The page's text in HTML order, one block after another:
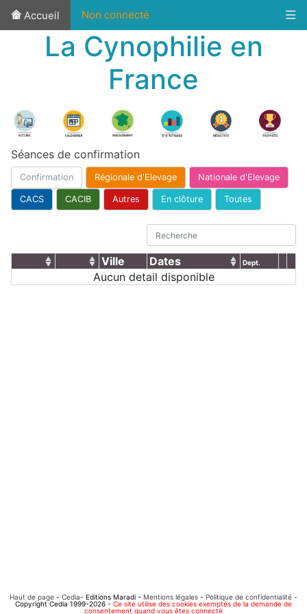
Accueil Non connecté
La Cynophilie en
France
Séances de confirmation
Confirmation Régionale d'Elevage Nationale d'Elevage
CACS CACIB Autres En clôture Toutes
Ville Dates Dept.
Aucun detail disponible
Haut de page - Cedia- Editions Maradi - Mentions légales - Politique de confidentialité -
Copyright Cedia 1999-2026 - Ce site utilise des cookies exemptés de la demande de
consentement quand vous êtes connecté